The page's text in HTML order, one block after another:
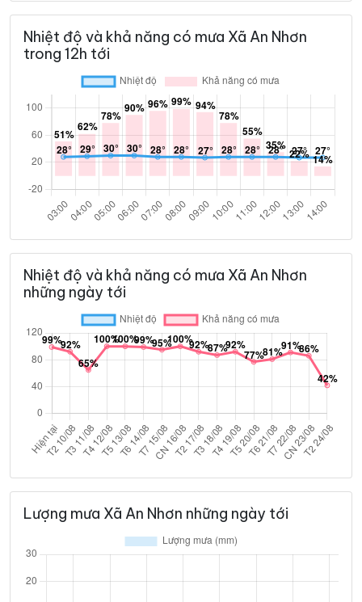
Nhiệt độ và khả năng có mưa Xã An Nhơn
trong 12h tới
Nhiệt độ và khả năng có mưa Xã An Nhơn
những ngày tới
Lượng mưa Xã An Nhơn những ngày tới